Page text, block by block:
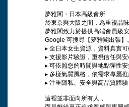
夢雅閣・日本高級會所
於東京與大阪之間，為重視品
夢雅閣致力於提供高端會員級
Google 可搜尋【夢雅閣出張】
▸ 全日本女生資源，資料真實
▸ 支援影片驗證，重視信任與
▸ 可依照您的時間與地點彈性
▸ 多樣氣質風格，依需求專屬
▸ 注重隱私、安全與高品質體驗
這裡並非面向所有人，